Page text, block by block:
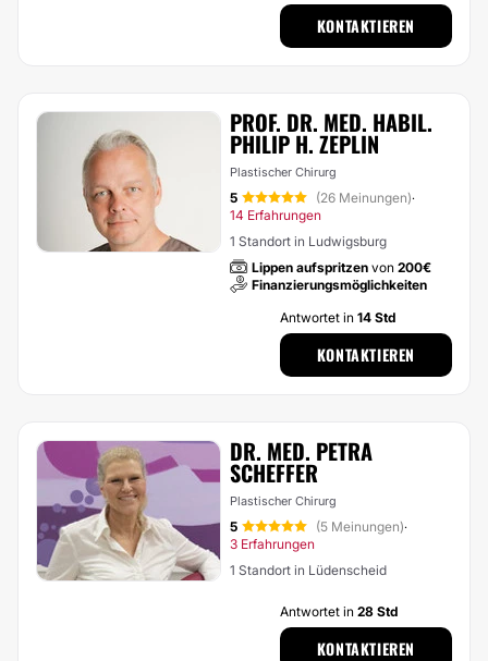
KONTAKTIEREN
PROF. DR. MED. HABIL.
PHILIP H. ZEPLIN
Plastischer Chirurg
5 (26 Meinungen)·
14 Erfahrungen
1 Standort in Ludwigsburg
Lippen aufspritzen von 200€
Finanzierungsmöglichkeiten
Antwortet in 14 Std
KONTAKTIEREN
DR. MED. PETRA
SCHEFFER
Plastischer Chirurg
5 (5 Meinungen)·
3 Erfahrungen
1 Standort in Lüdenscheid
Antwortet in 28 Std
KONTAKTIEREN